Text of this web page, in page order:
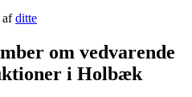
afditte
om vedvarende
i Holbæk